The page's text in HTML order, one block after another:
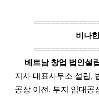
비나
베트남 창업 법인설
지사 대표사무소 설립,
공장 이전, 부지 임대공